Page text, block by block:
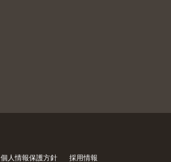
個人情報保護方針 採用情報